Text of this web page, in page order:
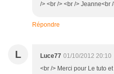
/> <br /> <br /> Jeanne<br
Répondre
L Luce77 01/10/2012 20:10
<br /> Merci pour Le tuto